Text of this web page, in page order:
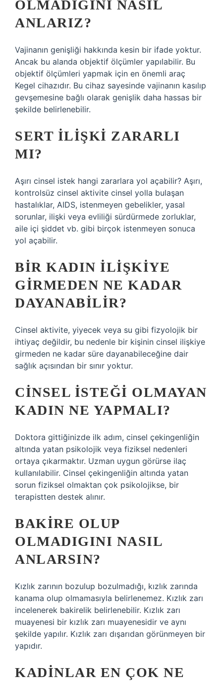
OLMADIĞINI NASIL
ANLARIZ?
Vajinanın genişliği hakkında kesin bir ifade yoktur.
Ancak bu alanda objektif ölçümler yapılabilir. Bu
objektif ölçümleri yapmak için en önemli araç
Kegel cihazıdır. Bu cihaz sayesinde vajinanın kasılıp
gevşemesine bağlı olarak genişlik daha hassas bir
şekilde belirlenebilir.
SERT ILIŞKI ZARARLI
MI?
Aşırı cinsel istek hangi zararlara yol açabilir? Aşırı,
kontrolsüz cinsel aktivite cinsel yolla bulaşan
hastalıklar, AIDS, istenmeyen gebelikler, yasal
sorunlar, ilişki veya evliliği sürdürmede zorluklar,
aile içi şiddet vb. gibi birçok istenmeyen sonuca
yol açabilir.
BIR KADIN ILIŞKIYE
GIRMEDEN NE KADAR
DAYANABILIR?
Cinsel aktivite, yiyecek veya su gibi fizyolojik bir
ihtiyaç değildir, bu nedenle bir kişinin cinsel ilişkiye
girmeden ne kadar süre dayanabileceğine dair
sağlık açısından bir sınır yoktur.
CINSEL ISTEĞI OLMAYAN
KADIN NE YAPMALI?
Doktora gittiğinizde ilk adım, cinsel çekingenliğin
altında yatan psikolojik veya fiziksel nedenleri
ortaya çıkarmaktır. Uzman uygun görürse ilaç
kullanılabilir. Cinsel çekingenliğin altında yatan
sorun fiziksel olmaktan çok psikolojikse, bir
terapistten destek alınır.
BAKIRE OLUP
OLMADIGINI NASIL
ANLARSIN?
Kızlık zarının bozulup bozulmadığı, kızlık zarında
kanama olup olmamasıyla belirlenemez. Kızlık zarı
incelenerek bakirelik belirlenebilir. Kızlık zarı
muayenesi bir kızlık zarı muayenesidir ve aynı
şekilde yapılır. Kızlık zarı dışarıdan görünmeyen bir
yapıdır.
KADINLAR EN ÇOK NE